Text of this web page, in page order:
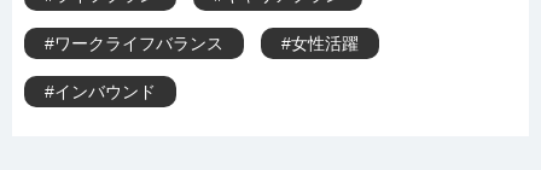
#ワークライフバランス #女性活躍
#インバウンド